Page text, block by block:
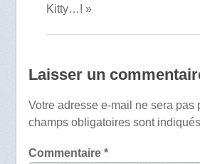
Kitty…! »
Laisser un
Votre adresse e-mail ne sera pas
champs obligatoires sont
Commentaire *